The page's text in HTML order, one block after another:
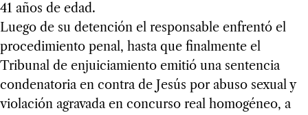
41 años de edad.
Luego de su detención el responsable enfrentó el
procedimiento penal, hasta que finalmente el
Tribunal de enjuiciamiento emitió una sentencia
condenatoria en contra de Jesús por abuso sexual y
violación agravada en concurso real homogéneo, a